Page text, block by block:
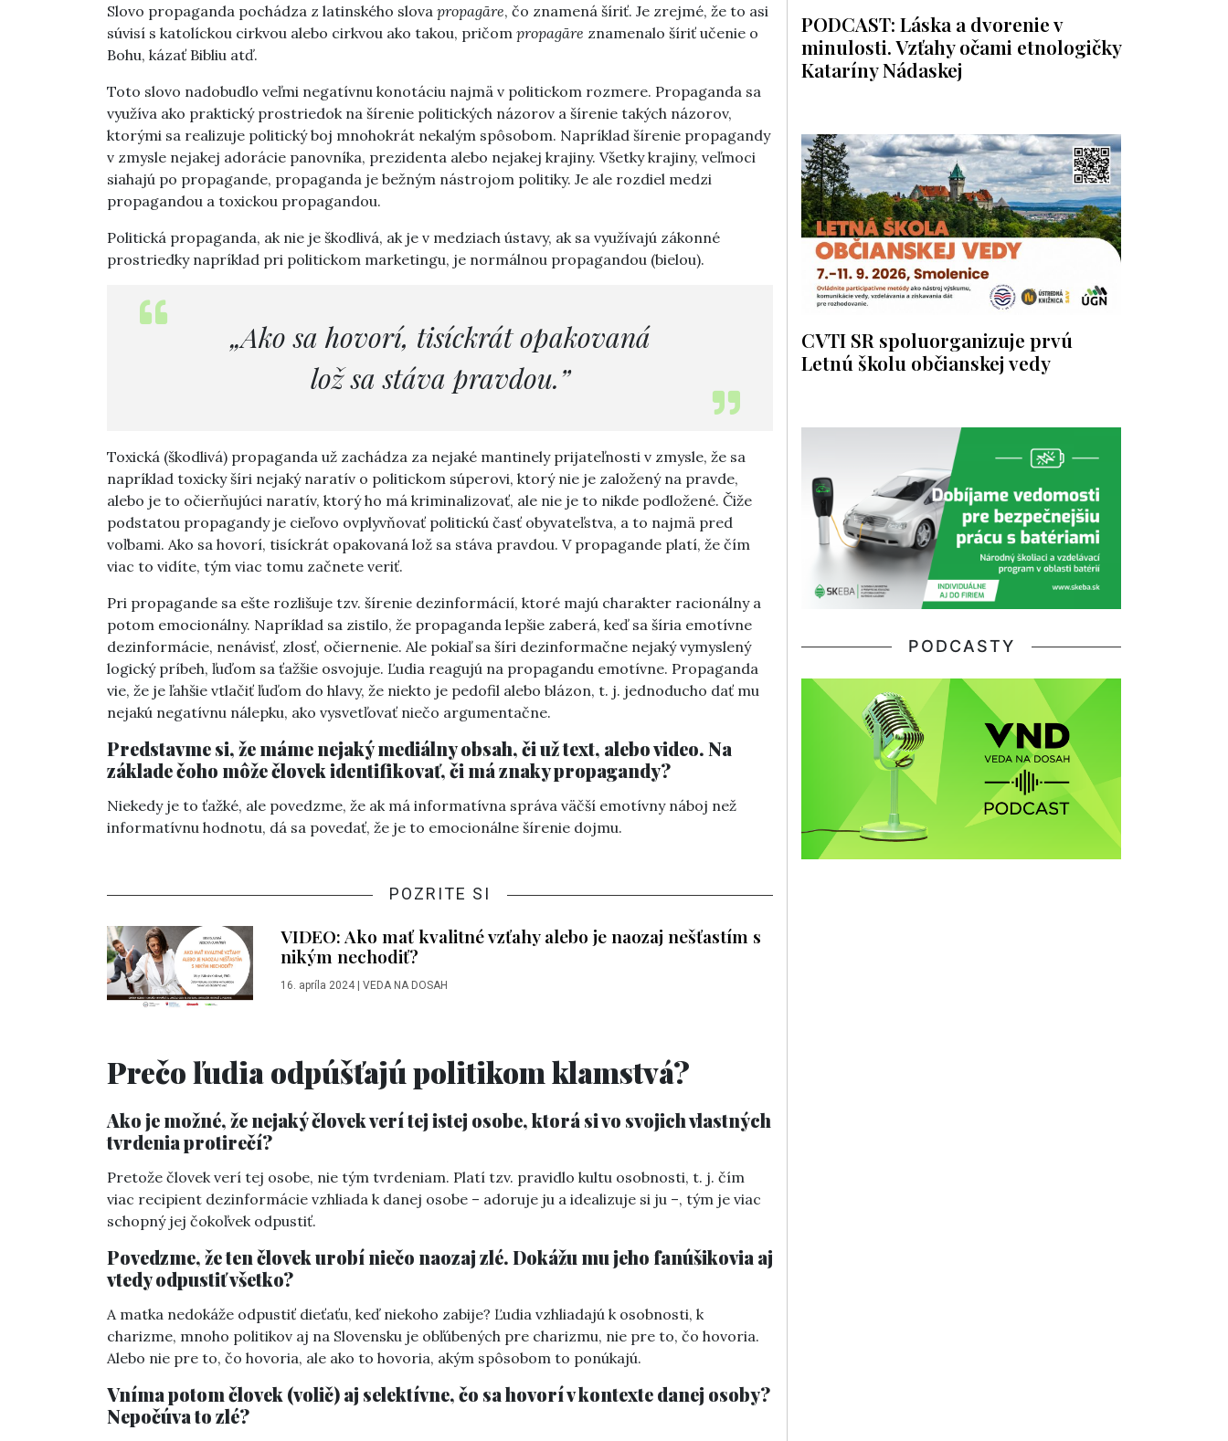
Slovo propaganda pochádza z latinského slova propagāre, čo znamená šíriť. Je zrejmé, že to asi
súvisí s katolíckou cirkvou alebo cirkvou ako takou, pričom propagāre znamenalo šíriť učenie o
Bohu, kázať Bibliu atď.
Toto slovo nadobudlo veľmi negatívnu konotáciu najmä v politickom rozmere. Propaganda sa
využíva ako praktický prostriedok na šírenie politických názorov a šírenie takých názorov,
ktorými sa realizuje politický boj mnohokrát nekalým spôsobom. Napríklad šírenie propagandy
v zmysle nejakej adorácie panovníka, prezidenta alebo nejakej krajiny. Všetky krajiny, veľmoci
siahajú po propagande, propaganda je bežným nástrojom politiky. Je ale rozdiel medzi
propagandou a toxickou propagandou.
Politická propaganda, ak nie je škodlivá, ak je v medziach ústavy, ak sa využívajú zákonné
prostriedky napríklad pri politickom marketingu, je normálnou propagandou (bielou).
„Ako sa hovorí, tisíckrát opakovaná
lož sa stáva pravdou.”
Toxická (škodlivá) propaganda už zachádza za nejaké mantinely prijateľnosti v zmysle, že sa
napríklad toxicky šíri nejaký naratív o politickom súperovi, ktorý nie je založený na pravde,
alebo je to očierňujúci naratív, ktorý ho má kriminalizovať, ale nie je to nikde podložené. Čiže
podstatou propagandy je cieľovo ovplyvňovať politickú časť obyvateľstva, a to najmä pred
voľbami. Ako sa hovorí, tisíckrát opakovaná lož sa stáva pravdou. V propagande platí, že čím
viac to vidíte, tým viac tomu začnete veriť.
Pri propagande sa ešte rozlišuje tzv. šírenie dezinformácií, ktoré majú charakter racionálny a
potom emocionálny. Napríklad sa zistilo, že propaganda lepšie zaberá, keď sa šíria emotívne
dezinformácie, nenávisť, zlosť, očiernenie. Ale pokiaľ sa šíri dezinformačne nejaký vymyslený
logický príbeh, ľuďom sa ťažšie osvojuje. Ľudia reagujú na propagandu emotívne. Propaganda
vie, že je ľahšie vtlačiť ľuďom do hlavy, že niekto je pedofil alebo blázon, t. j. jednoducho dať mu
nejakú negatívnu nálepku, ako vysvetľovať niečo argumentačne.
Predstavme si, že máme nejaký mediálny obsah, či už text, alebo video. Na
základe čoho môže človek identifikovať, či má znaky propagandy?
Niekedy je to ťažké, ale povedzme, že ak má informatívna správa väčší emotívny náboj než
informatívnu hodnotu, dá sa povedať, že je to emocionálne šírenie dojmu.
POZRITE SI
VIDEO: Ako mať kvalitné vzťahy alebo je naozaj nešťastím s
nikým nechodiť?
16. apríla 2024| VEDA NA DOSAH
Prečo ľudia odpúšťajú politikom klamstvá?
Ako je možné, že nejaký človek verí tej istej osobe, ktorá si vo svojich vlastných
tvrdenia protirečí?
Pretože človek verí tej osobe, nie tým tvrdeniam. Platí tzv. pravidlo kultu osobnosti, t. j. čím
viac recipient dezinformácie vzhliada k danej osobe – adoruje ju a idealizuje si ju –, tým je viac
schopný jej čokoľvek odpustiť.
Povedzme, že ten človek urobí niečo naozaj zlé. Dokážu mu jeho fanúšikovia aj
vtedy odpustiť všetko?
A matka nedokáže odpustiť dieťaťu, keď niekoho zabije? Ľudia vzhliadajú k osobnosti, k
charizme, mnoho politikov aj na Slovensku je obľúbených pre charizmu, nie pre to, čo hovoria.
Alebo nie pre to, čo hovoria, ale ako to hovoria, akým spôsobom to ponúkajú.
Vníma potom človek (volič) aj selektívne, čo sa hovorí v kontexte danej osoby?
Nepočúva to zlé?
PODCAST: Láska a dvorenie v
minulosti. Vzťahy očami etnologičky
Kataríny Nádaskej
CVTI SR spoluorganizuje prvú
Letnú školu občianskej vedy
PODCASTY